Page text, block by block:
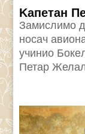
Kапетан
Замислимо
носач
учинио
Петар